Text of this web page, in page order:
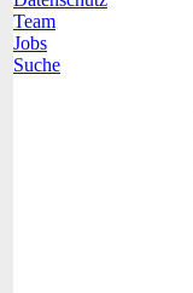
Team
Jobs
Suche